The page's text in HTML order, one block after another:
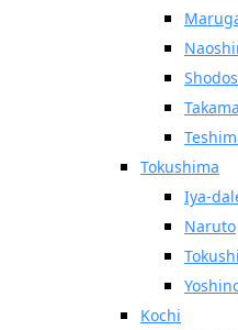
Tokushima
Iya-
Naruto
Kochi